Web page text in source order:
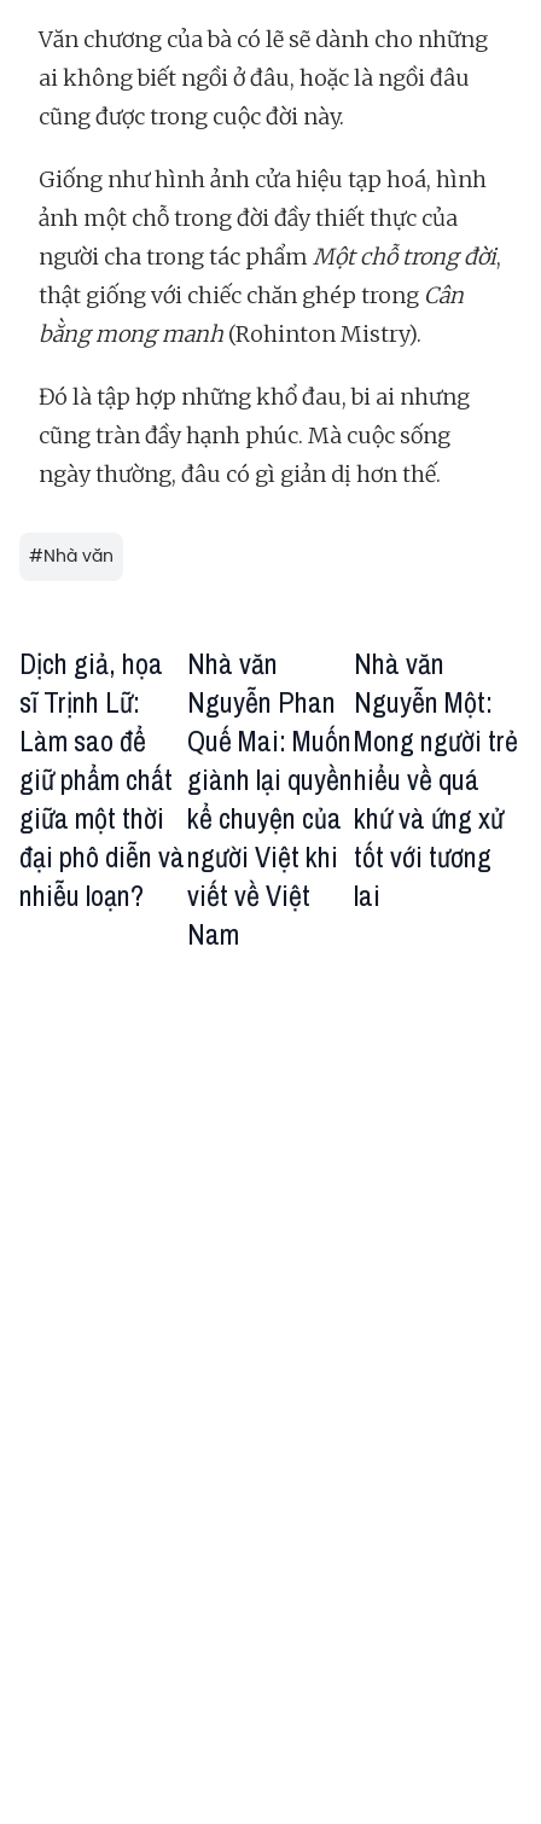
Văn chương của bà có lẽ sẽ dành cho những
ai không biết ngồi ở đâu, hoặc là ngồi đâu
cũng được trong cuộc đời này.
Giống như hình ảnh cửa hiệu tạp hoá, hình
ảnh một chỗ trong đời đầy thiết thực của
người cha trong tác phẩm Một chỗ trong đời,
thật giống với chiếc chăn ghép trong Cân
bằng mong manh (Rohinton Mistry).
Đó là tập hợp những khổ đau, bi ai nhưng
cũng tràn đầy hạnh phúc. Mà cuộc sống
ngày thường, đâu có gì giản dị hơn thế.
#Nhà văn
Dịch giả, họa
sĩ Trịnh Lữ:
Làm sao để
giữ phẩm chất
giữa một thời
đại phô diễn và
nhiễu loạn?
Nhà văn
Nguyễn Phan
Quế Mai: Muốn
giành lại quyền
kể chuyện của
người Việt khi
viết về Việt
Nam
Nhà văn
Nguyễn Một:
Mong người trẻ
hiểu về quá
khứ và ứng xử
tốt với tương
lai